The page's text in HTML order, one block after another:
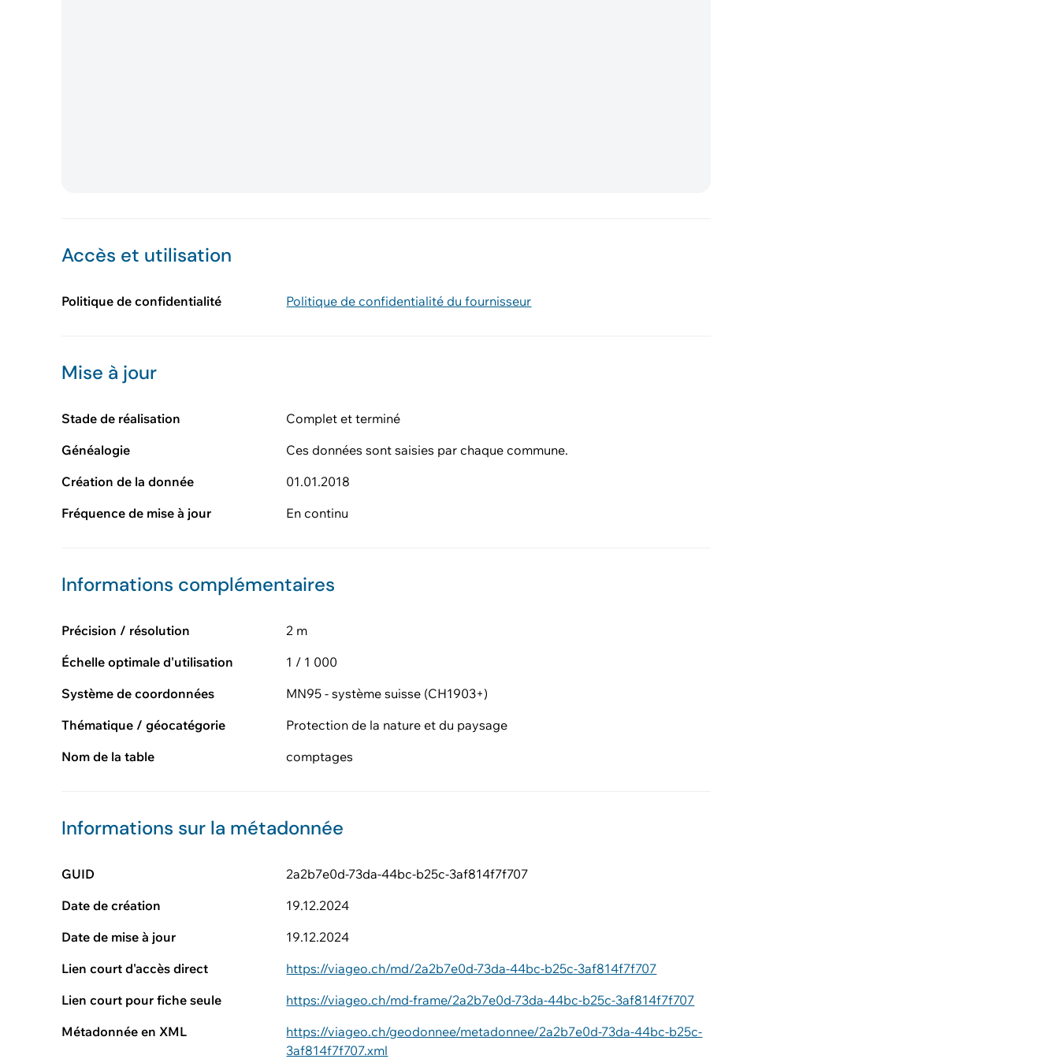
Accès et utilisation
Politique de confidentialité Politique de confidentialité du fournisseur
Mise à jour
Stade de réalisation
Complet et terminé
Généalogie
Ces données sont saisies par chaque commune.
Création de la donnée
01.01.2018
Fréquence de mise à jour
En continu
Informations complémentaires
Précision / résolution
2 m
Échelle optimale d'utilisation
1 / 1 000
Système de coordonnées
MN95 - système suisse (CH1903+)
Thématique / géocatégorie
Protection de la nature et du paysage
Nom de la table
comptages
Informations sur la métadonnée
GUID
2a2b7e0d-73da-44bc-b25c-3af814f7f707
Date de création
19.12.2024
Date de mise à jour
19.12.2024
Lien court d'accès direct
https://viageo.ch/md/2a2b7e0d-73da-44bc-b25c-3af814f7f707
Lien court pour fiche seule
https://viageo.ch/md-frame/2a2b7e0d-73da-44bc-b25c-3af814f7f707
Métadonnée en XML
https://viageo.ch/geodonnee/metadonnee/2a2b7e0d-73da-44bc-b25c-
3af814f7f707.xml